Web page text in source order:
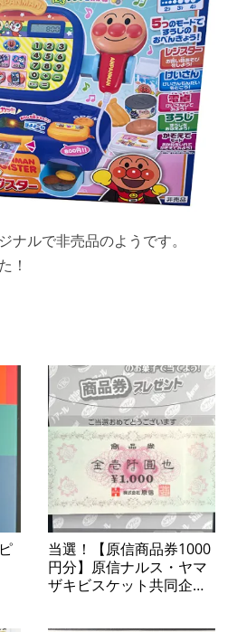
ナルで非売品のようです。
！
当選！【原信商品券1000
円分】原信ナルス・ヤマ
ザキビスケット共同企画